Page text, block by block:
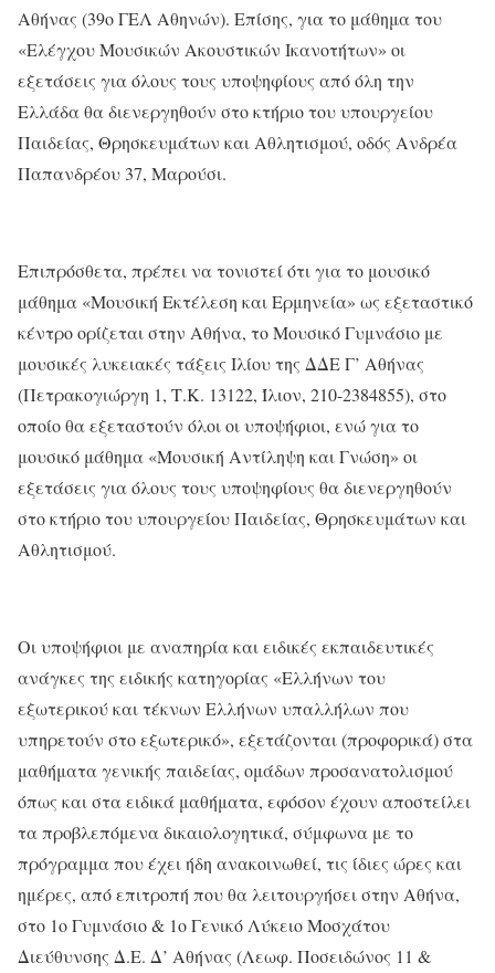
Αθήνας (39ο ΓΕΛ Αθηνών). Επίσης, για το μάθημα του
«Ελέγχου Μουσικών Ακουστικών Ικανοτήτων» οι
εξετάσεις για όλους τους υποψηφίους από όλη την
Ελλάδα θα διενεργηθούν στο κτήριο του υπουργείου
Παιδείας, Θρησκευμάτων και Αθλητισμού, οδός Ανδρέα
Παπανδρέου 37, Μαρούσι.
Επιπρόσθετα, πρέπει να τονιστεί ότι για το μουσικό
μάθημα «Μουσική Εκτέλεση και Ερμηνεία» ως εξεταστικό
κέντρο ορίζεται στην Αθήνα, το Μουσικό Γυμνάσιο με
μουσικές λυκειακές τάξεις Ιλίου της ΔΔΕ Γ’ Αθήνας
(Πετρακογιώργη 1, Τ.Κ. 13122, Ίλιον, 210-2384855), στο
οποίο θα εξεταστούν όλοι οι υποψήφιοι, ενώ για το
μουσικό μάθημα «Μουσική Αντίληψη και Γνώση» οι
εξετάσεις για όλους τους υποψηφίους θα διενεργηθούν
στο κτήριο του υπουργείου Παιδείας, Θρησκευμάτων και
Αθλητισμού.
Οι υποψήφιοι με αναπηρία και ειδικές εκπαιδευτικές
ανάγκες της ειδικής κατηγορίας «Ελλήνων του
εξωτερικού και τέκνων Ελλήνων υπαλλήλων που
υπηρετούν στο εξωτερικό», εξετάζονται (προφορικά) στα
μαθήματα γενικής παιδείας, ομάδων προσανατολισμού
όπως και στα ειδικά μαθήματα, εφόσον έχουν αποστείλει
τα προβλεπόμενα δικαιολογητικά, σύμφωνα με το
πρόγραμμα που έχει ήδη ανακοινωθεί, τις ίδιες ώρες και
ημέρες, από επιτροπή που θα λειτουργήσει στην Αθήνα,
στο 1ο Γυμνάσιο & 1ο Γενικό Λύκειο Μοσχάτου
Διεύθυνσης Δ.Ε. Δ’ Αθήνας (Λεωφ. Ποσειδώνος 11 &